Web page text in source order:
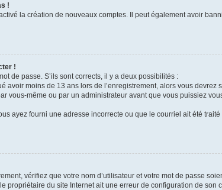
!
la création de nouveaux comptes. Il peut également avoir
!
de passe. S’ils sont corrects, il y a deux possibilités :
avoir moins de 13 ans lors de l’enregistrement, alors vous
vous-même ou par un administrateur avant que vous puissiez
ayez fourni une adresse incorrecte ou que le courriel ait été
vérifiez que votre nom d’utilisateur et votre mot de passe
propriétaire du site Internet ait une erreur de configuration de son